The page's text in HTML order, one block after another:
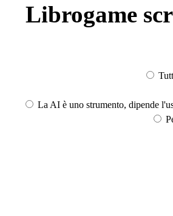
Librogame
La AI è uno strumento, dipende